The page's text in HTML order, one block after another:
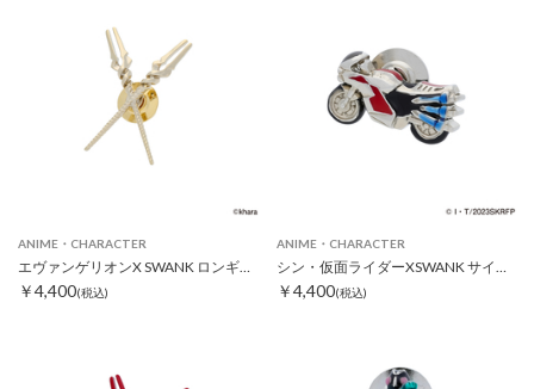
ANIME・CHARACTER
エヴァンゲリオンX SWANK ロンギヌスの槍クロスピンズ ゴールド
￥4,400(税込)
ANIME・CHARACTER
シン・仮面ライダーXSWANK サイクロン号ピンズ
￥4,400(税込)